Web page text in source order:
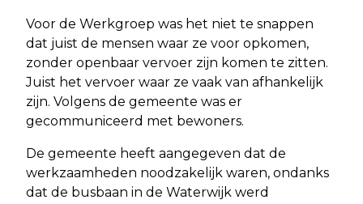
Voor de Werkgroep was het niet te snappen
dat juist de mensen waar ze voor opkomen,
zonder openbaar vervoer zijn komen te zitten.
Juist het vervoer waar ze vaak van afhankelijk
zijn. Volgens de gemeente was er
gecommuniceerd met bewoners.
De gemeente heeft aangegeven dat de
werkzaamheden noodzakelijk waren, ondanks
dat de busbaan in de Waterwijk werd